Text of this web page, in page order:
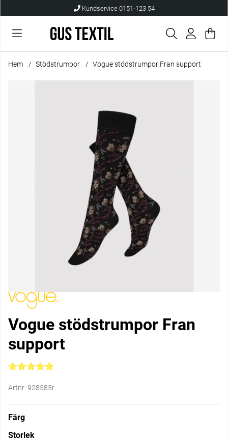
Kundservice 0151-123 54
.
Hem Stödstrumpor Vogue stödstrumpor Fran support
Vogue stödstrumpor Fran
support
Medelbetyg 5 av 5 Antal betyg 1
Artnr: 928585r
Färg
Storlek